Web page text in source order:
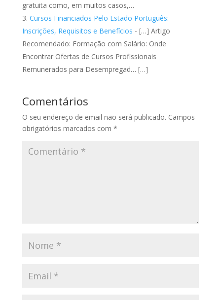
gratuita como, em muitos casos,…
Cursos Financiados Pelo Estado Português:
Inscrições, Requisitos e Benefícios - […] Artigo
Recomendado: Formação com Salário: Onde
Encontrar Ofertas de Cursos Profissionais
Remunerados para Desempregad… […]
Comentários
O seu endereço de email não será publicado. Campos
obrigatórios marcados com *